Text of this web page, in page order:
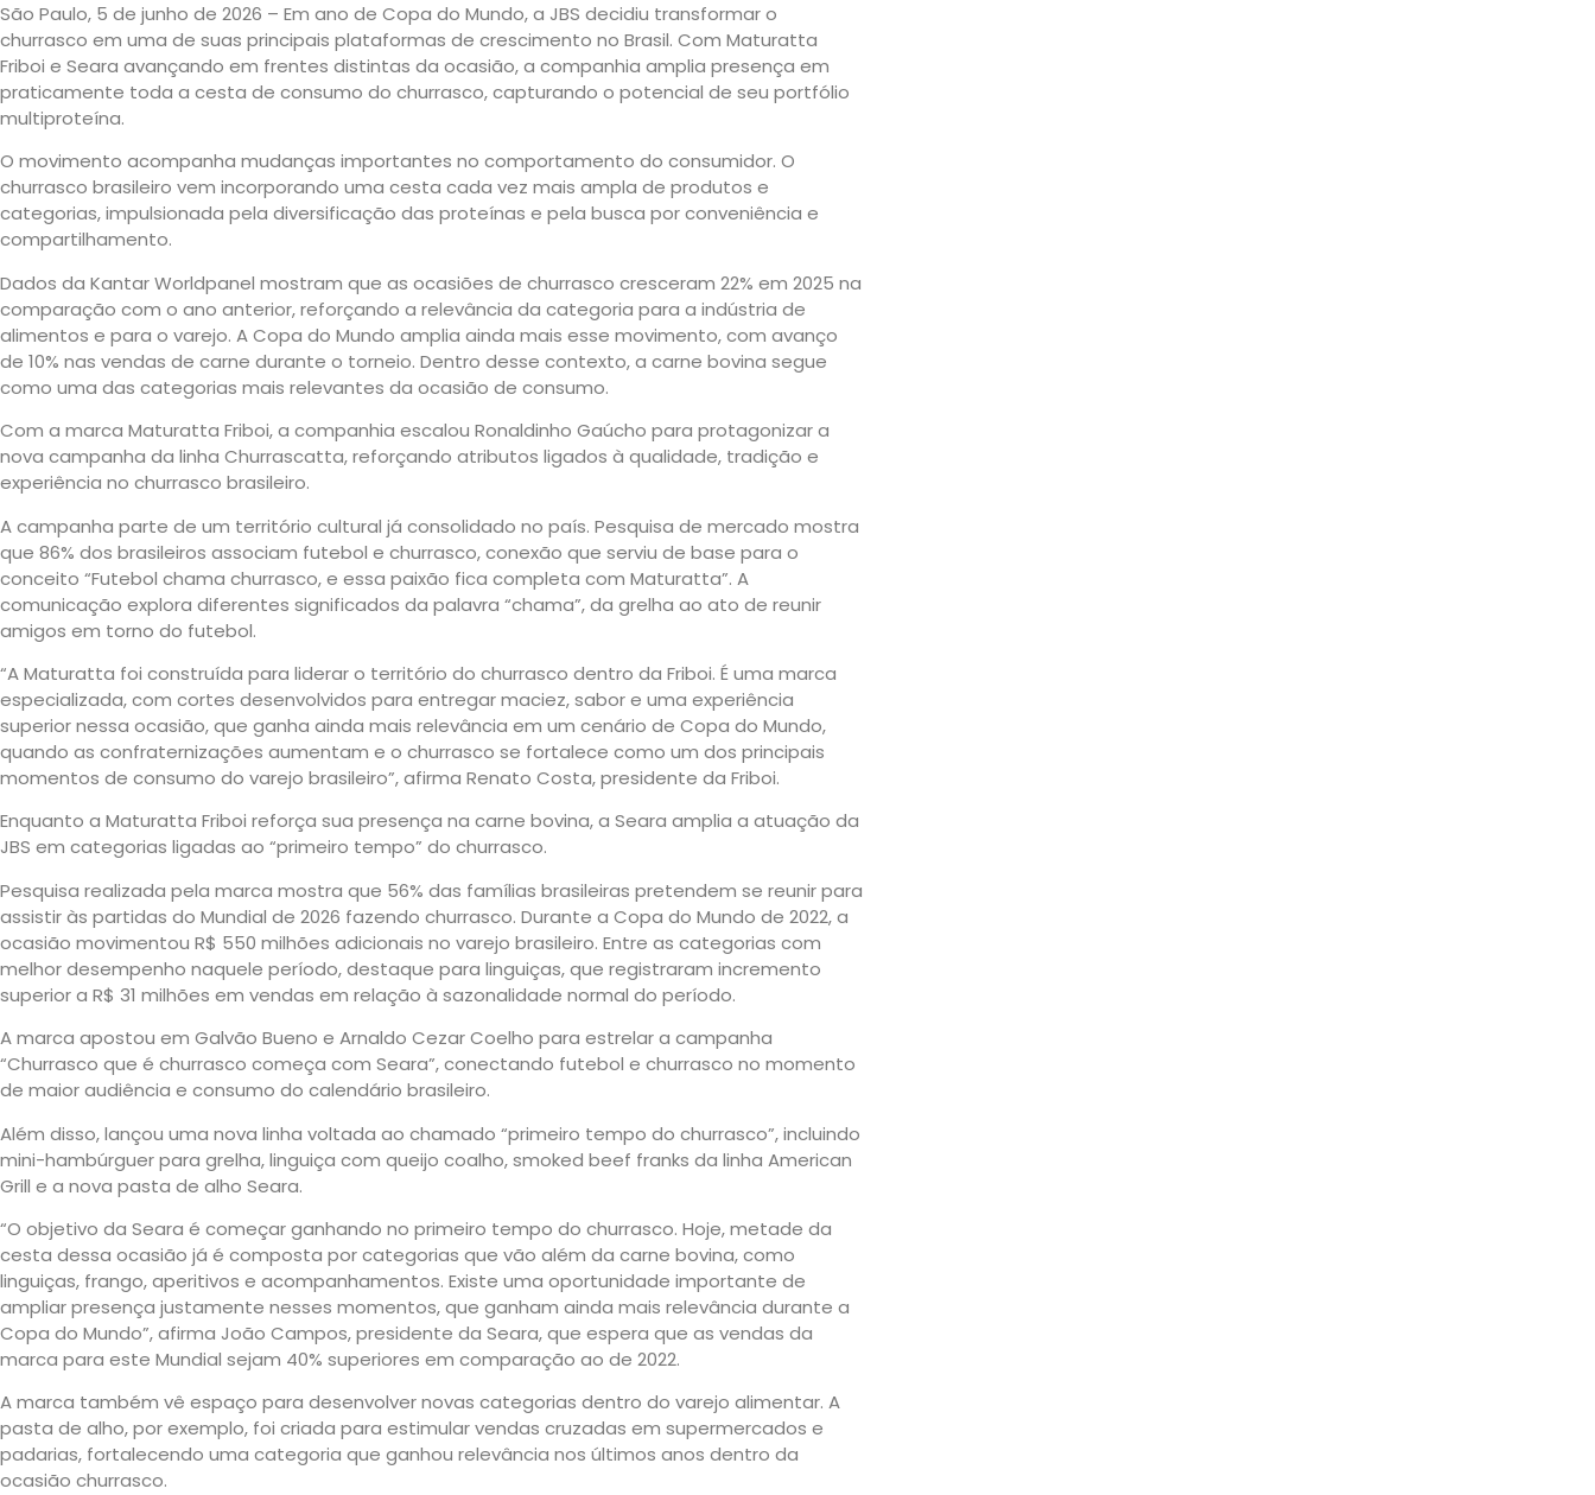
São Paulo, 5 de junho de 2026 – Em ano de Copa do Mundo, a JBS decidiu transformar o
churrasco em uma de suas principais plataformas de crescimento no Brasil. Com Maturatta
Friboi e Seara avançando em frentes distintas da ocasião, a companhia amplia presença em
praticamente toda a cesta de consumo do churrasco, capturando o potencial de seu portfólio
multiproteína.
O movimento acompanha mudanças importantes no comportamento do consumidor. O
churrasco brasileiro vem incorporando uma cesta cada vez mais ampla de produtos e
categorias, impulsionada pela diversificação das proteínas e pela busca por conveniência e
compartilhamento.
Dados da Kantar Worldpanel mostram que as ocasiões de churrasco cresceram 22% em 2025 na
comparação com o ano anterior, reforçando a relevância da categoria para a indústria de
alimentos e para o varejo. A Copa do Mundo amplia ainda mais esse movimento, com avanço
de 10% nas vendas de carne durante o torneio. Dentro desse contexto, a carne bovina segue
como uma das categorias mais relevantes da ocasião de consumo.
Com a marca Maturatta Friboi, a companhia escalou Ronaldinho Gaúcho para protagonizar a
nova campanha da linha Churrascatta, reforçando atributos ligados à qualidade, tradição e
experiência no churrasco brasileiro.
A campanha parte de um território cultural já consolidado no país. Pesquisa de mercado mostra
que 86% dos brasileiros associam futebol e churrasco, conexão que serviu de base para o
conceito “Futebol chama churrasco, e essa paixão fica completa com Maturatta”. A
comunicação explora diferentes significados da palavra “chama”, da grelha ao ato de reunir
amigos em torno do futebol.
“A Maturatta foi construída para liderar o território do churrasco dentro da Friboi. É uma marca
especializada, com cortes desenvolvidos para entregar maciez, sabor e uma experiência
superior nessa ocasião, que ganha ainda mais relevância em um cenário de Copa do Mundo,
quando as confraternizações aumentam e o churrasco se fortalece como um dos principais
momentos de consumo do varejo brasileiro”, afirma Renato Costa, presidente da Friboi.
Enquanto a Maturatta Friboi reforça sua presença na carne bovina, a Seara amplia a atuação da
JBS em categorias ligadas ao “primeiro tempo” do churrasco.
Pesquisa realizada pela marca mostra que 56% das famílias brasileiras pretendem se reunir para
assistir às partidas do Mundial de 2026 fazendo churrasco. Durante a Copa do Mundo de 2022, a
ocasião movimentou R$ 550 milhões adicionais no varejo brasileiro. Entre as categorias com
melhor desempenho naquele período, destaque para linguiças, que registraram incremento
superior a R$ 31 milhões em vendas em relação à sazonalidade normal do período.
A marca apostou em Galvão Bueno e Arnaldo Cezar Coelho para estrelar a campanha
“Churrasco que é churrasco começa com Seara”, conectando futebol e churrasco no momento
de maior audiência e consumo do calendário brasileiro.
Além disso, lançou uma nova linha voltada ao chamado “primeiro tempo do churrasco”, incluindo
mini-hambúrguer para grelha, linguiça com queijo coalho, smoked beef franks da linha American
Grill e a nova pasta de alho Seara.
“O objetivo da Seara é começar ganhando no primeiro tempo do churrasco. Hoje, metade da
cesta dessa ocasião já é composta por categorias que vão além da carne bovina, como
linguiças, frango, aperitivos e acompanhamentos. Existe uma oportunidade importante de
ampliar presença justamente nesses momentos, que ganham ainda mais relevância durante a
Copa do Mundo”, afirma João Campos, presidente da Seara, que espera que as vendas da
marca para este Mundial sejam 40% superiores em comparação ao de 2022.
A marca também vê espaço para desenvolver novas categorias dentro do varejo alimentar. A
pasta de alho, por exemplo, foi criada para estimular vendas cruzadas em supermercados e
padarias, fortalecendo uma categoria que ganhou relevância nos últimos anos dentro da
ocasião churrasco.